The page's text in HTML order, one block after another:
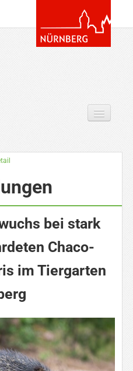
bei stark
Chaco-
im Tiergarten